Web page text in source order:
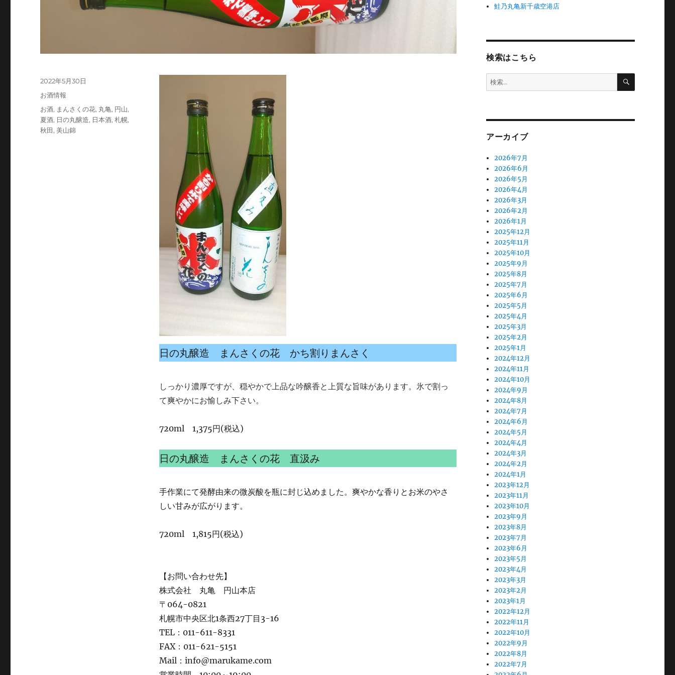
日の丸醸造 まんさくの花 かち割りまんさく
しっかり濃厚ですが、穏やかで上品な吟醸香と上質な旨味があります。氷で割っ
て爽やかにお愉しみ下さい。
720ml 1,375円(税込)
日の丸醸造 まんさくの花 直汲み
手作業にて発酵由来の微炭酸を瓶に封じ込めました。爽やかな香りとお米のやさ
しい甘みが広がります。
720ml 1,815円(税込)
【お問い合わせ先】
株式会社 丸亀 円山本店
〒064-0821
札幌市中央区北1条西27丁目3-16
TEL：011-611-8331
FAX：011-621-5151
Mail：info@marukame.com
投
稿
2022年5月30日
カ
テ
ゴ
リ
お酒情報
タ
グ
お酒, まんさくの花, 丸亀, 円山,
夏酒, 日の丸醸造, 日本酒,札幌,
秋田, 美山錦
鮭乃丸亀新千歳空港店
検索はこちら
検
索:
検
アーカイブ
2026年7月
2026年6月
2026年5月
2026年4月
2026年3月
2026年2月
2026年1月
2025年12月
2025年11月
2025年10月
2025年9月
2025年8月
2025年7月
2025年6月
2025年5月
2025年4月
2025年3月
2025年2月
2025年1月
2024年12月
2024年11月
2024年10月
2024年9月
2024年8月
2024年7月
2024年6月
2024年5月
2024年4月
2024年3月
2024年2月
2024年1月
2023年12月
2023年11月
2023年10月
2023年9月
2023年8月
2023年7月
2023年6月
2023年5月
2023年4月
2023年3月
2023年2月
2023年1月
2022年12月
2022年11月
2022年10月
2022年9月
2022年8月
2022年7月